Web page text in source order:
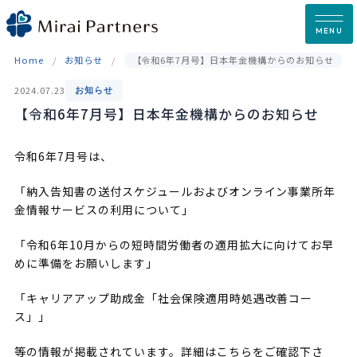
Skip
to
MENU
Home お知らせ 【令和6年7月号】日本年金機構からのお知らせ
2024.07.23 お知らせ
【令和6年7月号】日本年金機構からのお知らせ
令和6年7月号は、
「納入告知書の送付スケジュールおよびオンライン事業所年
金情報サービスの利用について」
「令和6年10月からの短時間労働者の適用拡大に向けてお早
めに準備をお願いします」
「キャリアアップ助成金「社会保険適用時処遇改善コー
ス」」
等の情報が掲載されています。詳細はこちらをご確認下さ